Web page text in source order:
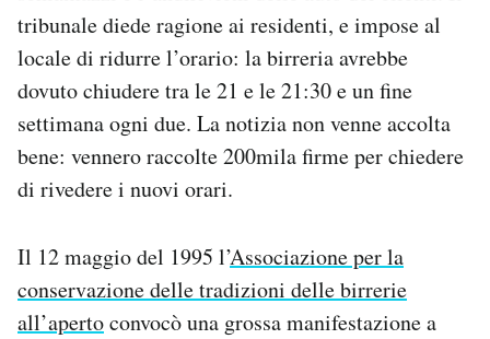
tribunale diede ragione ai residenti, e impose al
locale di ridurre l’orario: la birreria avrebbe
dovuto chiudere tra le 21 e le 21:30 e un fine
settimana ogni due. La notizia non venne accolta
bene: vennero raccolte 200mila firme per chiedere
di rivedere i nuovi orari.
Il 12 maggio del 1995 l’Associazione per la
conservazione delle tradizioni delle birrerie
all’apertoconvocò una grossa manifestazione a